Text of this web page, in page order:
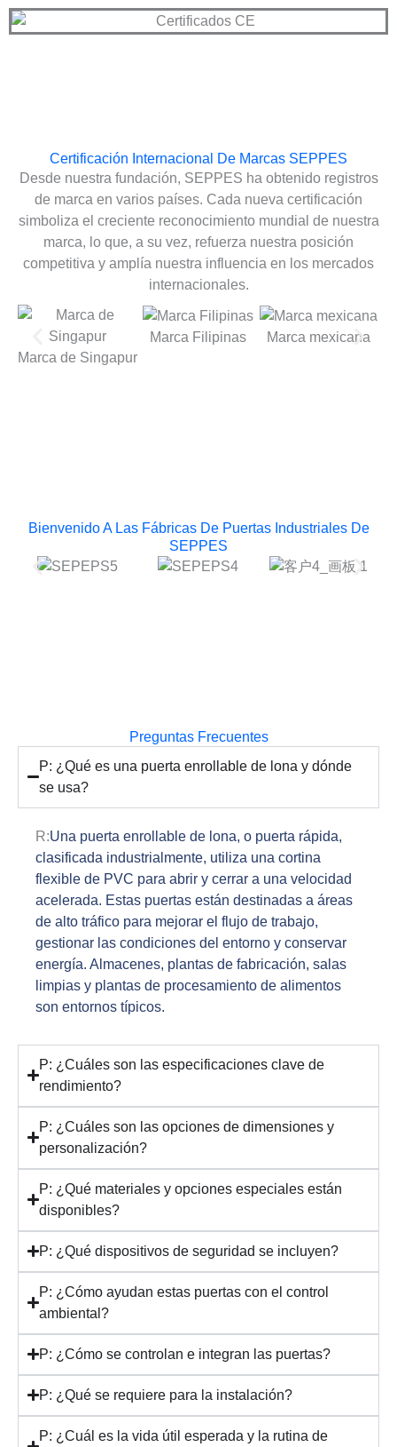
Certificación Internacional De Marcas SEPPES
Desde nuestra fundación, SEPPES ha obtenido registros
de marca en varios países. Cada nueva certificación
simboliza el creciente reconocimiento mundial de nuestra
marca, lo que, a su vez, refuerza nuestra posición
competitiva y amplía nuestra influencia en los mercados
internacionales.
Marca de Singapur
Marca Filipinas Marca mexicana
Bienvenido A Las Fábricas De Puertas Industriales De
SEPPES
Preguntas Frecuentes
P: ¿Qué es una puerta enrollable de lona y dónde
se usa?
R:Una puerta enrollable de lona, o puerta rápida,
clasificada industrialmente, utiliza una cortina
flexible de PVC para abrir y cerrar a una velocidad
acelerada. Estas puertas están destinadas a áreas
de alto tráfico para mejorar el flujo de trabajo,
gestionar las condiciones del entorno y conservar
energía. Almacenes, plantas de fabricación, salas
limpias y plantas de procesamiento de alimentos
son entornos típicos.
P: ¿Cuáles son las especificaciones clave de
rendimiento?
P: ¿Cuáles son las opciones de dimensiones y
personalización?
P: ¿Qué materiales y opciones especiales están
disponibles?
P: ¿Qué dispositivos de seguridad se incluyen?
P: ¿Cómo ayudan estas puertas con el control
ambiental?
P: ¿Cómo se controlan e integran las puertas?
P: ¿Qué se requiere para la instalación?
P: ¿Cuál es la vida útil esperada y la rutina de